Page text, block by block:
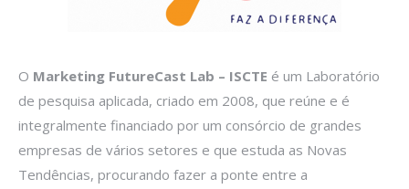
O Marketing FutureCast Lab – ISCTE é um Laboratório
de pesquisa aplicada, criado em 2008, que reúne e é
integralmente financiado por um consórcio de grandes
empresas de vários setores e que estuda as Novas
Tendências, procurando fazer a ponte entre a